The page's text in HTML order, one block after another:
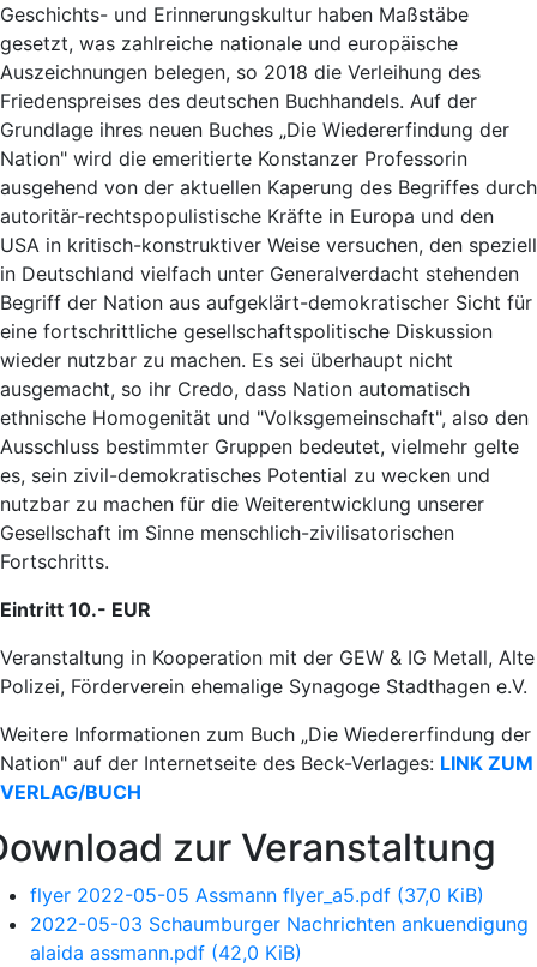
Geschichts- und Erinnerungskultur haben Maßstäbe
gesetzt, was zahlreiche nationale und europäische
Auszeichnungen belegen, so 2018 die Verleihung des
Friedenspreises des deutschen Buchhandels. Auf der
Grundlage ihres neuen Buches „Die Wiedererfindung der
Nation" wird die emeritierte Konstanzer Professorin
ausgehend von der aktuellen Kaperung des Begriffes durch
autoritär-rechtspopulistische Kräfte in Europa und den
USA in kritisch-konstruktiver Weise versuchen, den speziell
in Deutschland vielfach unter Generalverdacht stehenden
Begriff der Nation aus aufgeklärt-demokratischer Sicht für
eine fortschrittliche gesellschaftspolitische Diskussion
wieder nutzbar zu machen. Es sei überhaupt nicht
ausgemacht, so ihr Credo, dass Nation automatisch
ethnische Homogenität und "Volksgemeinschaft", also den
Ausschluss bestimmter Gruppen bedeutet, vielmehr gelte
es, sein zivil-demokratisches Potential zu wecken und
nutzbar zu machen für die Weiterentwicklung unserer
Gesellschaft im Sinne menschlich-zivilisatorischen
Fortschritts.
Eintritt 10.- EUR
Veranstaltung in Kooperation mit der GEW & IG Metall, Alte
Polizei, Förderverein ehemalige Synagoge Stadthagen e.V.
Weitere Informationen zum Buch „Die Wiedererfindung der
Nation" auf der Internetseite des Beck-Verlages: LINK ZUM
VERLAG/BUCH
zur Veranstaltung
flyer 2022-05-05 Assmann flyer_a5.pdf (37,0 KiB)
2022-05-03 Schaumburger Nachrichten ankuendigung
alaida assmann.pdf (42,0 KiB)